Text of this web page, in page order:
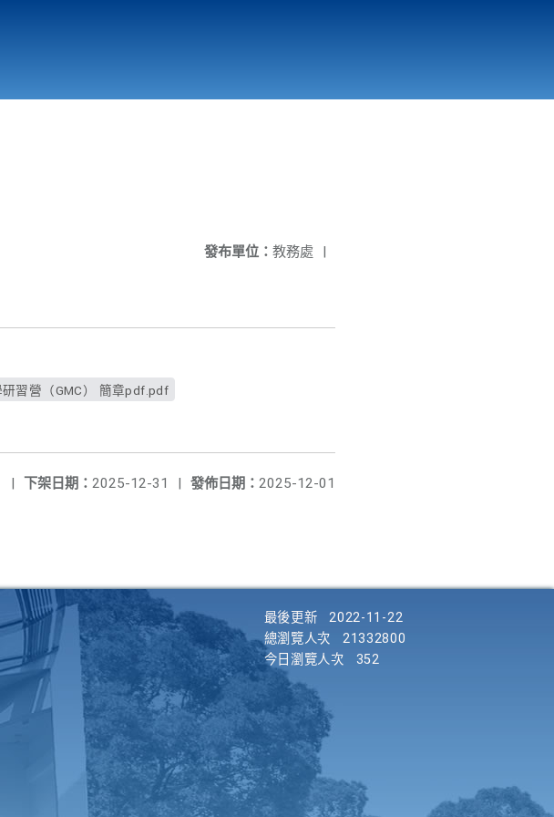
發布單位： 教務處 |
(公)026年資優數學研習營（GMC） 簡章pdf.pdf
發佈日期： 2025-12-01
下架日期： 2025-12-31 |
|
最後更新
2022-11-22
總瀏覽人次
21332800
今日瀏覽人次
352